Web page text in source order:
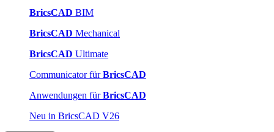
BricsCAD BIM
BricsCAD Mechanical
BricsCAD Ultimate
Communicator fürBricsCAD
Anwendungen fürBricsCAD
Neu in BricsCAD V26